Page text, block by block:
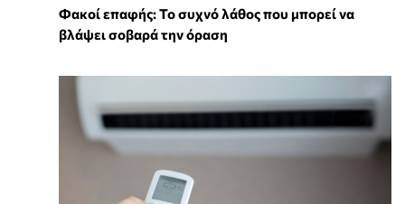
Φακοί επαφής: Το συχνό λάθος που μπορεί να
βλάψει σοβαρά την όραση